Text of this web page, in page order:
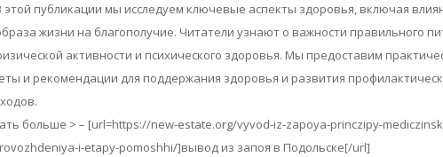
этой публикации мы исследуем ключевые аспекты здоровья, включая
жизни на благополучие. Читатели узнают о важности правильного
активности и психического здоровья. Мы предоставим
и рекомендации для поддержания здоровья и развития
больше > – [url=https://new-estate.org/vyvod-iz-zapoya-princzipy-
i-etapy-pomoshhi/]вывод из запоя в Подольске[/url]